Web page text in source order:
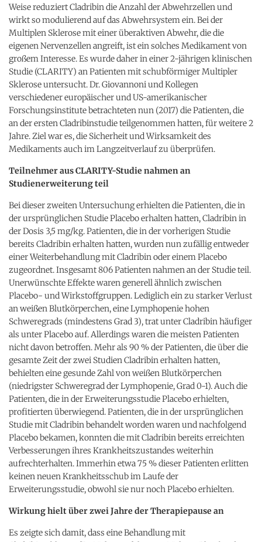
Weise reduziert Cladribin die Anzahl der Abwehrzellen und
wirkt so modulierend auf das Abwehrsystem ein. Bei der
Multiplen Sklerose mit einer überaktiven Abwehr, die die
eigenen Nervenzellen angreift, ist ein solches Medikament von
großem Interesse. Es wurde daher in einer 2-jährigen klinischen
Studie (CLARITY) an Patienten mit schubförmiger Multipler
Sklerose untersucht. Dr. Giovannoni und Kollegen
verschiedener europäischer und US-amerikanischer
Forschungsinstitute betrachteten nun (2017) die Patienten, die
an der ersten Cladribinstudie teilgenommen hatten, für weitere 2
Jahre. Ziel war es, die Sicherheit und Wirksamkeit des
Medikaments auch im Langzeitverlauf zu überprüfen.
Teilnehmer aus CLARITY-Studie nahmen an
Studienerweiterung teil
Bei dieser zweiten Untersuchung erhielten die Patienten, die in
der ursprünglichen Studie Placebo erhalten hatten, Cladribin in
der Dosis 3,5 mg/kg. Patienten, die in der vorherigen Studie
bereits Cladribin erhalten hatten, wurden nun zufällig entweder
einer Weiterbehandlung mit Cladribin oder einem Placebo
zugeordnet. Insgesamt 806 Patienten nahmen an der Studie teil.
Unerwünschte Effekte waren generell ähnlich zwischen
Placebo- und Wirkstoffgruppen. Lediglich ein zu starker Verlust
an weißen Blutkörperchen, eine Lymphopenie hohen
Schweregrads (mindestens Grad 3), trat unter Cladribin häufiger
als unter Placebo auf. Allerdings waren die meisten Patienten
nicht davon betroffen. Mehr als 90 % der Patienten, die über die
gesamte Zeit der zwei Studien Cladribin erhalten hatten,
behielten eine gesunde Zahl von weißen Blutkörperchen
(niedrigster Schweregrad der Lymphopenie, Grad 0-1). Auch die
Patienten, die in der Erweiterungsstudie Placebo erhielten,
profitierten überwiegend. Patienten, die in der ursprünglichen
Studie mit Cladribin behandelt worden waren und nachfolgend
Placebo bekamen, konnten die mit Cladribin bereits erreichten
Verbesserungen ihres Krankheitszustandes weiterhin
aufrechterhalten. Immerhin etwa 75 % dieser Patienten erlitten
keinen neuen Krankheitsschub im Laufe der
Erweiterungsstudie, obwohl sie nur noch Placebo erhielten.
Wirkung hielt über zwei Jahre der Therapiepause an
Es zeigte sich damit, dass eine Behandlung mit